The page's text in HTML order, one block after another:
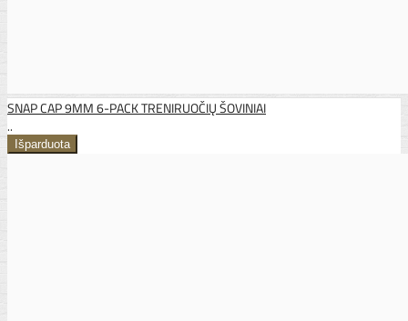
SNAP CAP 9MM 6-PACK TRENIRUOČIŲ ŠOVINIAI
..